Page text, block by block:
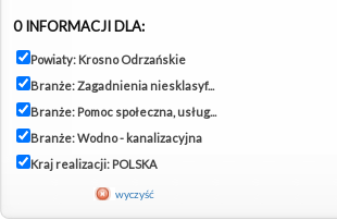
0 INFORMACJI DLA:
Powiaty: Krosno Odrzańskie
Branże: Zagadnienia niesklasyf...
Branże: Pomoc społeczna, usług...
Branże: Wodno - kanalizacyjna
Kraj realizacji: POLSKA
wyczyść